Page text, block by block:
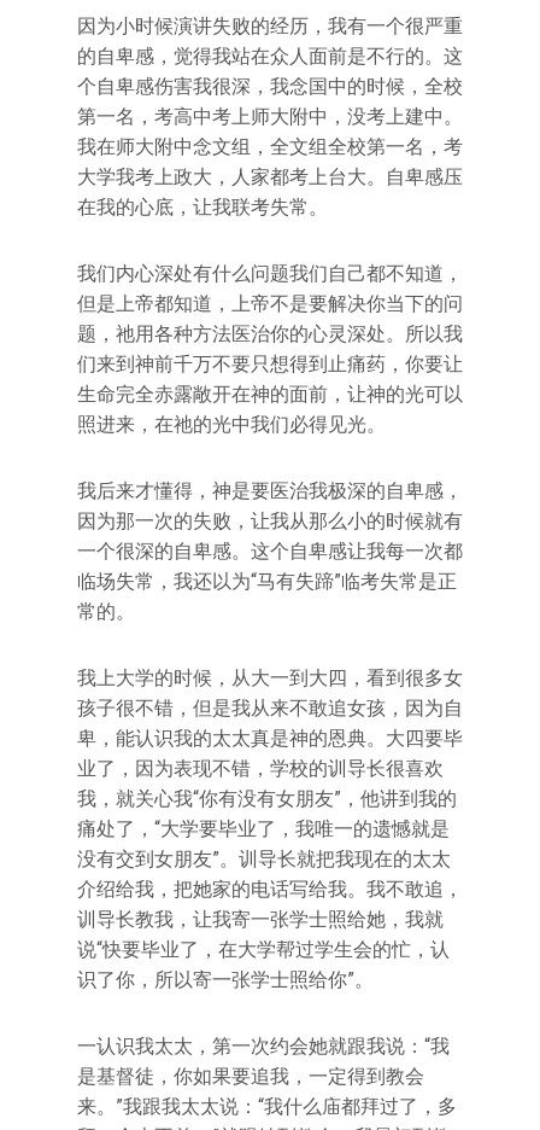
因为小时候演讲失败的经历，我有一个很严重
的自卑感，觉得我站在众人面前是不行的。这
个自卑感伤害我很深，我念国中的时候，全校
第一名，考高中考上师大附中，没考上建中。
我在师大附中念文组，全文组全校第一名，考
大学我考上政大，人家都考上台大。自卑感压
在我的心底，让我联考失常。
我们内心深处有什么问题我们自己都不知道，
但是上帝都知道，上帝不是要解决你当下的问
题，祂用各种方法医治你的心灵深处。所以我
们来到神前千万不要只想得到止痛药，你要让
生命完全赤露敞开在神的面前，让神的光可以
照进来，在祂的光中我们必得见光。
我后来才懂得，神是要医治我极深的自卑感，
因为那一次的失败，让我从那么小的时候就有
一个很深的自卑感。这个自卑感让我每一次都
临场失常，我还以为“马有失蹄”临考失常是正
常的。
我上大学的时候，从大一到大四，看到很多女
孩子很不错，但是我从来不敢追女孩，因为自
卑，能认识我的太太真是神的恩典。大四要毕
业了，因为表现不错，学校的训导长很喜欢
我，就关心我“你有没有女朋友”，他讲到我的
痛处了，“大学要毕业了，我唯一的遗憾就是
没有交到女朋友”。训导长就把我现在的太太
介绍给我，把她家的电话写给我。我不敢追，
训导长教我，让我寄一张学士照给她，我就
说“快要毕业了，在大学帮过学生会的忙，认
识了你，所以寄一张学士照给你”。
一认识我太太，第一次约会她就跟我说：“我
是基督徒，你如果要追我，一定得到教会
来。”我跟我太太说：“我什么庙都拜过了，多